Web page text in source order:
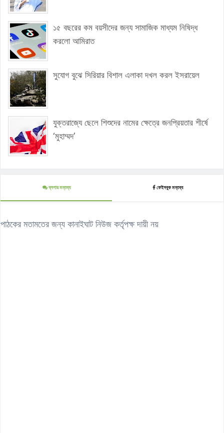
১৫ বছরের কম বয়সীদের জন্য সামাজিক মাধ্যম নিষিদ্ধ
করলো আমিরাত
সুযোগ বুঝে সিরিয়ার বিশাল এলাকা দখল করল ইসরায়েল
যুক্তরাজ্যে ছেলে শিশুদের নামের ক্ষেত্রে জনপ্রিয়তার শীর্ষে
‘মুহাম্মদ’
ব্লগার মন্তব্য ফেইসবুক মন্তব্য
পাঠকের মতামতের জন্য কানাইঘাট নিউজ কর্তৃপক্ষ দায়ী নয়